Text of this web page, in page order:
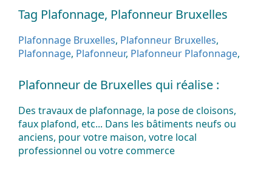
Tag Plafonnage, Plafonneur Bruxelles
Plafonnage Bruxelles, Plafonneur Bruxelles,
Plafonnage, Plafonneur, Plafonneur Plafonnage,
Plafonneur de Bruxelles qui réalise :
Des travauxde plafonnage, la posedecloisons,
faux plafond, etc... Dans les bâtiments neufs ou
anciens, pour votre maison, votre local
professionnel ou votrecommerce